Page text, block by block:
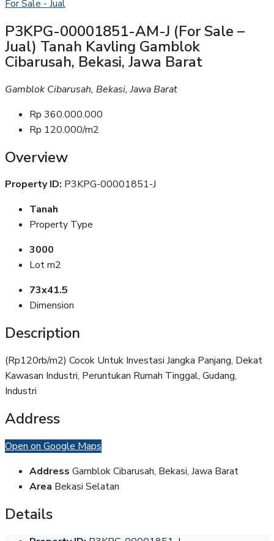
For Sale - Jual
P3KPG-00001851-AM-J (For Sale –
Jual) Tanah Kavling Gamblok
Cibarusah, Bekasi, Jawa Barat
Gamblok Cibarusah, Bekasi, Jawa Barat
Rp 360.000.000
Rp 120.000/m2
Overview
Property ID: P3KPG-00001851-J
Tanah
Property Type
3000
Lot m2
73x41.5
Dimension
Description
(Rp120rb/m2) Cocok Untuk Investasi Jangka Panjang, Dekat
Kawasan Industri, Peruntukan Rumah Tinggal, Gudang,
Industri
Address
Open on Google Maps
Address Gamblok Cibarusah, Bekasi, Jawa Barat
Area Bekasi Selatan
Details